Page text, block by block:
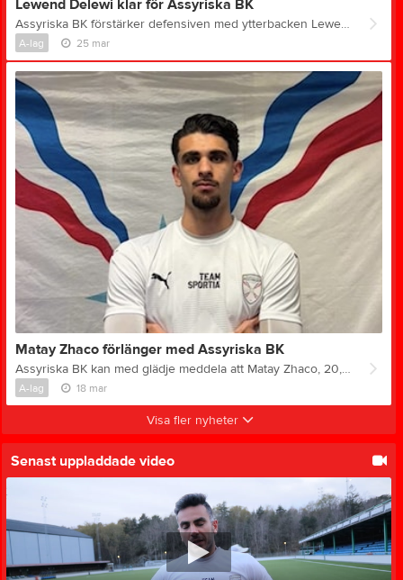
Lewend Delewi klar för Assyriska BK
Assyriska BK förstärker defensiven med ytterbacken Lewend Delewi, 20, som ansluter från Vatra KIF. Lewend är en modern ytterback med god arbetskapacitet och ambition att utvecklas vidare, och blir ett spännande tillskott till truppen inför säsongen. Lewend om att ansluta: – Det känns riktigt bra att vara här i Assyriska BK. Jag upplever att vi har en trupp med hög nivå där alla strävar mot samma mål, vilket motiverar mig mycket. Anledningen till att jag valde Assyriska är att det är en klubb med en tydlig spelidé som passar mig, och en miljö där jag känner att jag kan fortsätta utvecklas. Min personliga målsättning är att bli bättre på mina tekniska färdigheter och bidra så mycket som möjligt till laget. Lagets mål är tydligt – att vinna matcher och ta oss upp i divisionerna. Sportrådet om värvningen: – Lewend är en ambitiös och hårt arbetande ytterback som passar väl in i vår spelmodell. Han har en bra grund att stå på och en vilja att hela tiden utvecklas, vilket är något vi värdesätter högt. Vi tror att han kommer bidra med både energi och konkurrens i laget och ser fram emot att följa hans utveckling hos oss.
A-lag 25 mar
Matay Zhaco förlänger med Assyriska BK
Assyriska BK kan med glädje meddela att Matay Zhaco, 20, förlänger sitt avtal och därmed går in på sin femte säsong i klubbens A-lag. Matay är en egen produkt som tagit hela vägen upp genom föreningen. Med sin löpstyrka, arbetskapacitet och flexibilitet – där han kan användas på flera positioner – har han blivit en viktig del av laget både på och utanför planen. Matay om förlängningen: – Det känns riktigt bra att förlänga. Assyriska BK är verkligen min klubb, det är här jag har vuxit upp som spelare och som person. Jag trivs väldigt bra i laget och i hela föreningen, och det betyder mycket för mig att få fortsätta resan här. Jag vill vara med och ta klubben tillbaka till division 2, det är ett mål jag verkligen brinner för och något jag vet att hela laget jobbar hårt för varje dag. Jag ser verkligen fram emot den här säsongen – det känns som att vi har något bra på gång och jag är taggad på att ge allt för laget. Sportrådet om förlängningen: – Matay är en spelare som står för mycket av det vi vill se i Assyriska BK. Han är lojal, hårt arbetande och sätter alltid laget först. Att han dessutom är egenfostrad gör det extra värdefullt.
A-lag 18 mar
Visa fler nyheter
Senast uppladdade video